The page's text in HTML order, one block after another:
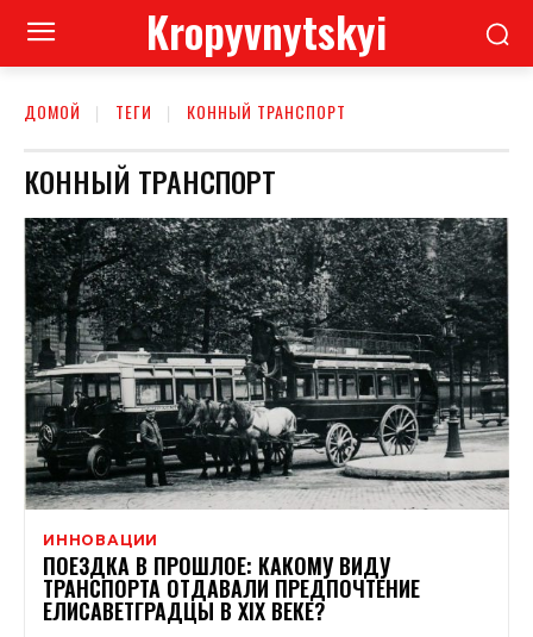
Kropyvnytskyi
ДОМОЙ ТЕГИ КОННЫЙ ТРАНСПОРТ
КОННЫЙ ТРАНСПОРТ
ИННОВАЦИИ
ПОЕЗДКА В ПРОШЛОЕ: КАКОМУ ВИДУ
ТРАНСПОРТА ОТДАВАЛИ ПРЕДПОЧТЕНИЕ
ЕЛИСАВЕТГРАДЦЫ В XIX ВЕКЕ?